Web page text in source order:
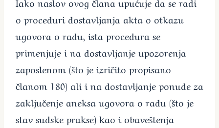
o proceduri dostavljanja akta o otkazu
ugovora o radu, ista procedura se
primenjuje i na dostavljanje upozorenja
zaposlenom (što je izričito propisano
članom 180) ali i na dostavljanje ponude za
zaključenje aneksa ugovora o radu (što je
stav sudske prakse) kao i obaveštenja